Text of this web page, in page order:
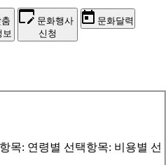
보
문화행사
신청
문화달력
목: 연령별 선택항목: 비용별 선